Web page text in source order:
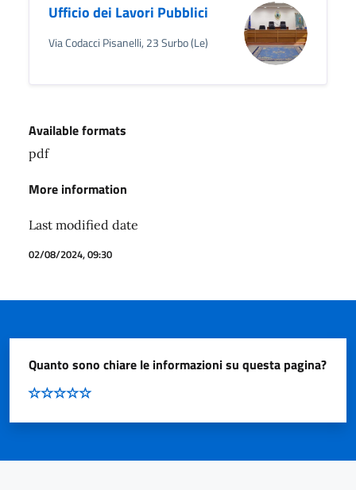
Ufficio dei Lavori Pubblici
Via Codacci Pisanelli, 23 Surbo (Le)
Available formats
pdf
More information
Last modified date
02/08/2024, 09:30
Quanto sono chiare le informazioni su questa pagina?